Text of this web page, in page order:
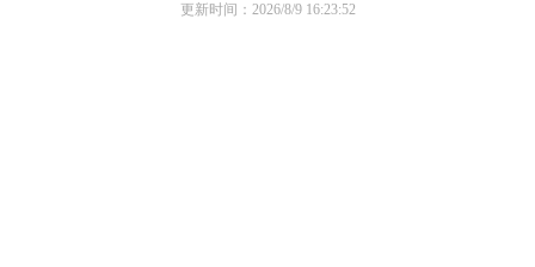
更新时间：2026/8/9 16:23:52